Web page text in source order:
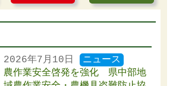
2026年7月10日
ニュース
農作業安全啓発を強化 県中部地